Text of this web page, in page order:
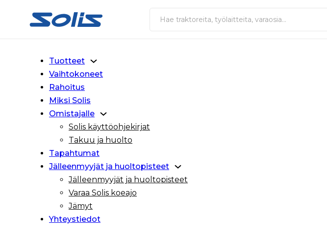
Siirry pääsisältöön
Siirry alatunnisteeseen
Haku
Tuotteet
Vaihtokoneet
Rahoitus
Miksi Solis
Omistajalle
Solis käyttöohjekirjat
Takuu ja huolto
Tapahtumat
Jälleenmyyjät ja huoltopisteet
Jälleenmyyjät ja huoltopisteet
Varaa Solis koeajo
Jämyt
Yhteystiedot